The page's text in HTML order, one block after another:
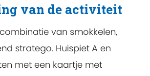
van de activiteit
van smokkelen,
stratego. Huispiet A en
met een kaartje met